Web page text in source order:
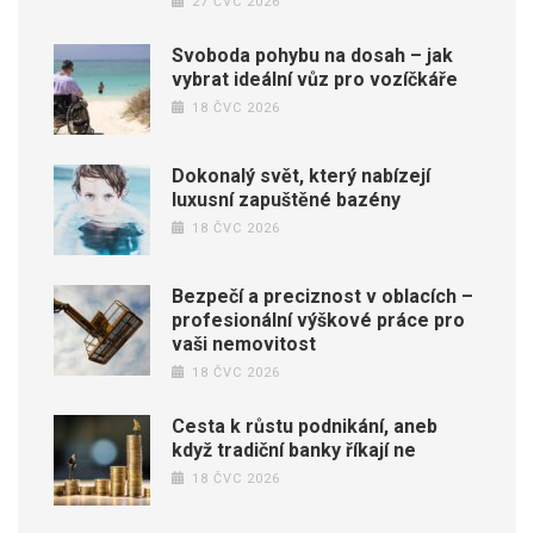
Svoboda pohybu na dosah – jak
vybrat ideální vůz pro vozíčkáře
18 ČVC 2026
Dokonalý svět, který nabízejí
luxusní zapuštěné bazény
18 ČVC 2026
Bezpečí a preciznost v oblacích –
profesionální výškové práce pro
vaši nemovitost
18 ČVC 2026
Cesta k růstu podnikání, aneb
když tradiční banky říkají ne
18 ČVC 2026